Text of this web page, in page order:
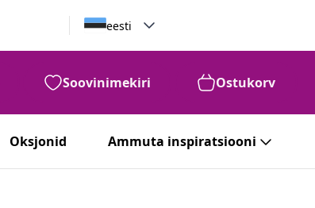
eesti
Soovinimekiri Ostukorv
Oksjonid Ammuta inspiratsiooni